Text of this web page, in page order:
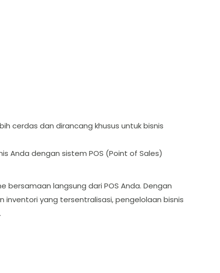
cerdas dan dirancang khusus untuk bisnis
Anda dengan sistem POS (Point of Sales)
bersamaan langsung dari POS Anda. Dengan
inventori yang tersentralisasi, pengelolaan bisnis